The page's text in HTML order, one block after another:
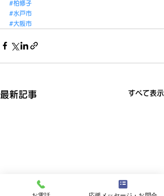
#柏修子
#水戸市
#大阪市
最新記事 すべて表示